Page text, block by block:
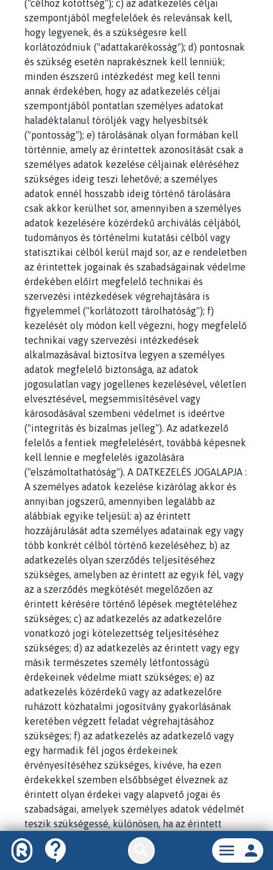
("célhoz kötöttség"); c) az adatkezelés céljai
szempontjából megfelelőek és relevánsak kell,
hogy legyenek, és a szükségesre kell
korlátozódniuk ("adattakarékosság"); d) pontosnak
és szükség esetén naprakésznek kell lenniük;
minden észszerű intézkedést meg kell tenni
annak érdekében, hogy az adatkezelés céljai
szempontjából pontatlan személyes adatokat
haladéktalanul töröljék vagy helyesbítsék
("pontosság"); e) tárolásának olyan formában kell
történnie, amely az érintettek azonosítását csak a
személyes adatok kezelése céljainak eléréséhez
szükséges ideig teszi lehetővé; a személyes
adatok ennél hosszabb ideig történő tárolására
csak akkor kerülhet sor, amennyiben a személyes
adatok kezelésére közérdekű archiválás céljából,
tudományos és történelmi kutatási célból vagy
statisztikai célból kerül majd sor, az e rendeletben
az érintettek jogainak és szabadságainak védelme
érdekében előírt megfelelő technikai és
szervezési intézkedések végrehajtására is
figyelemmel ("korlátozott tárolhatóság"); f)
kezelését oly módon kell végezni, hogy megfelelő
technikai vagy szervezési intézkedések
alkalmazásával biztosítva legyen a személyes
adatok megfelelő biztonsága, az adatok
jogosulatlan vagy jogellenes kezelésével, véletlen
elvesztésével, megsemmisítésével vagy
károsodásával szembeni védelmet is ideértve
("integritás és bizalmas jelleg"). Az adatkezelő
felelős a fentiek megfelelésért, továbbá képesnek
kell lennie e megfelelés igazolására
("elszámoltathatóság"). A DATKEZELÉS JOGALAPJA :
A személyes adatok kezelése kizárólag akkor és
annyiban jogszerű, amennyiben legalább az
alábbiak egyike teljesül: a) az érintett
hozzájárulását adta személyes adatainak egy vagy
több konkrét célból történő kezeléséhez; b) az
adatkezelés olyan szerződés teljesítéséhez
szükséges, amelyben az érintett az egyik fél, vagy
az a szerződés megkötését megelőzően az
érintett kérésére történő lépések megtételéhez
szükséges; c) az adatkezelés az adatkezelőre
vonatkozó jogi kötelezettség teljesítéséhez
szükséges; d) az adatkezelés az érintett vagy egy
másik természetes személy létfontosságú
érdekeinek védelme miatt szükséges; e) az
adatkezelés közérdekű vagy az adatkezelőre
ruházott közhatalmi jogosítvány gyakorlásának
keretében végzett feladat végrehajtásához
szükséges; f) az adatkezelés az adatkezelő vagy
egy harmadik fél jogos érdekeinek
érvényesítéséhez szükséges, kivéve, ha ezen
érdekekkel szemben elsőbbséget élveznek az
érintett olyan érdekei vagy alapvető jogai és
szabadságai, amelyek személyes adatok védelmét
teszik szükségessé, különösen, ha az érintett
gyermek.